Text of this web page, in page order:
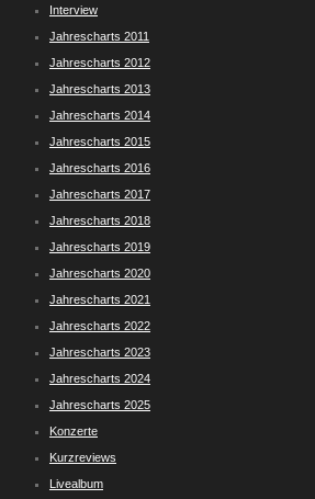
Interview
Jahrescharts 2011
Jahrescharts 2012
Jahrescharts 2013
Jahrescharts 2014
Jahrescharts 2015
Jahrescharts 2016
Jahrescharts 2017
Jahrescharts 2018
Jahrescharts 2019
Jahrescharts 2020
Jahrescharts 2021
Jahrescharts 2022
Jahrescharts 2023
Jahrescharts 2024
Jahrescharts 2025
Konzerte
Kurzreviews
Livealbum